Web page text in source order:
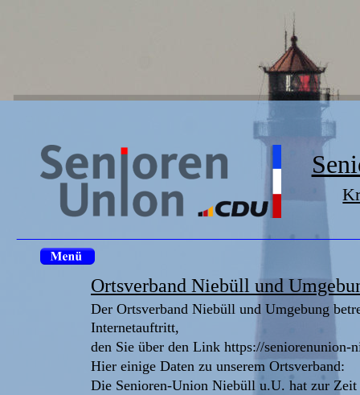
Ortsverband Niebüll und
Der Ortsverband Niebüll und Umgebung
Internetauftritt,
den Sie über den Link https://seniorenunion-
Hier einige Daten zu unserem Ortsverband:
Die Senioren-Union Niebüll u.U. hat zur